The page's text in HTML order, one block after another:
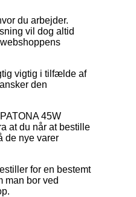
du arbejder.
vil dog altid
vigtig i tilfælde af
den
45W
at du når at bestille
de nye varer
for en bestemt
man bor ved